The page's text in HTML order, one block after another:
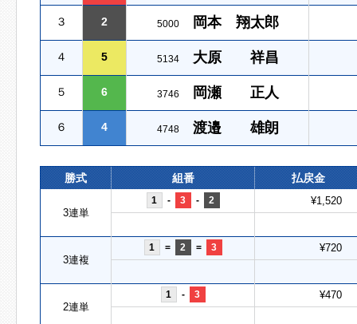
３ 2 5000 岡本 翔太郎
４ 5 5134 大原 祥昌
５ 6 3746 岡瀬 正人
６ 4 4748 渡邉 雄朗
勝式 組番 払戻金
3連単
1 - 3 - 2 ¥1,520
3連複
1 = 2 = 3 ¥720
2連単
1 - 3 ¥470